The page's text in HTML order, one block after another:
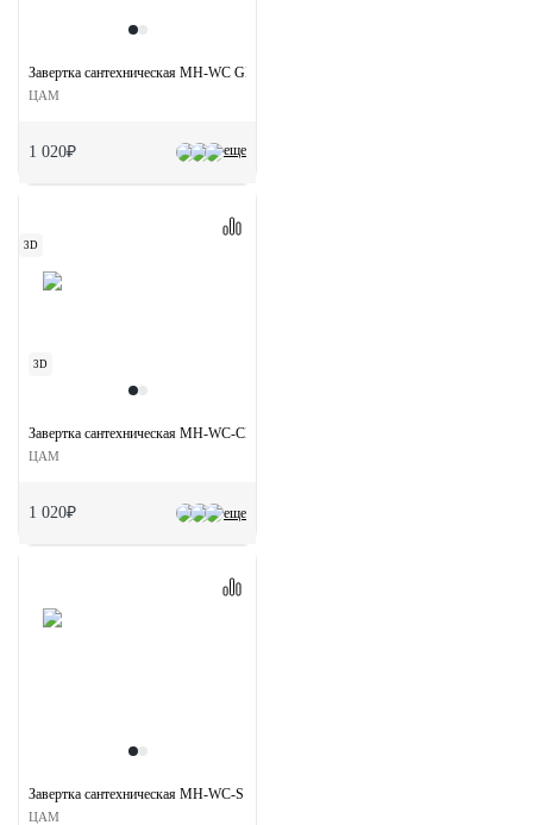
еще
Завертка сантехническая MH-WC GP на круглой розетке цвет золото
ЦАМ
1 020₽
3D
3D
еще
Завертка сантехническая MH-WC-CLASSIC OMS на круглой розетке цвет старое
ЦАМ
1 020₽
Завертка сантехническая MH-WC-S SC/CP на квадратной розетке цвет мат.хром/
ЦАМ